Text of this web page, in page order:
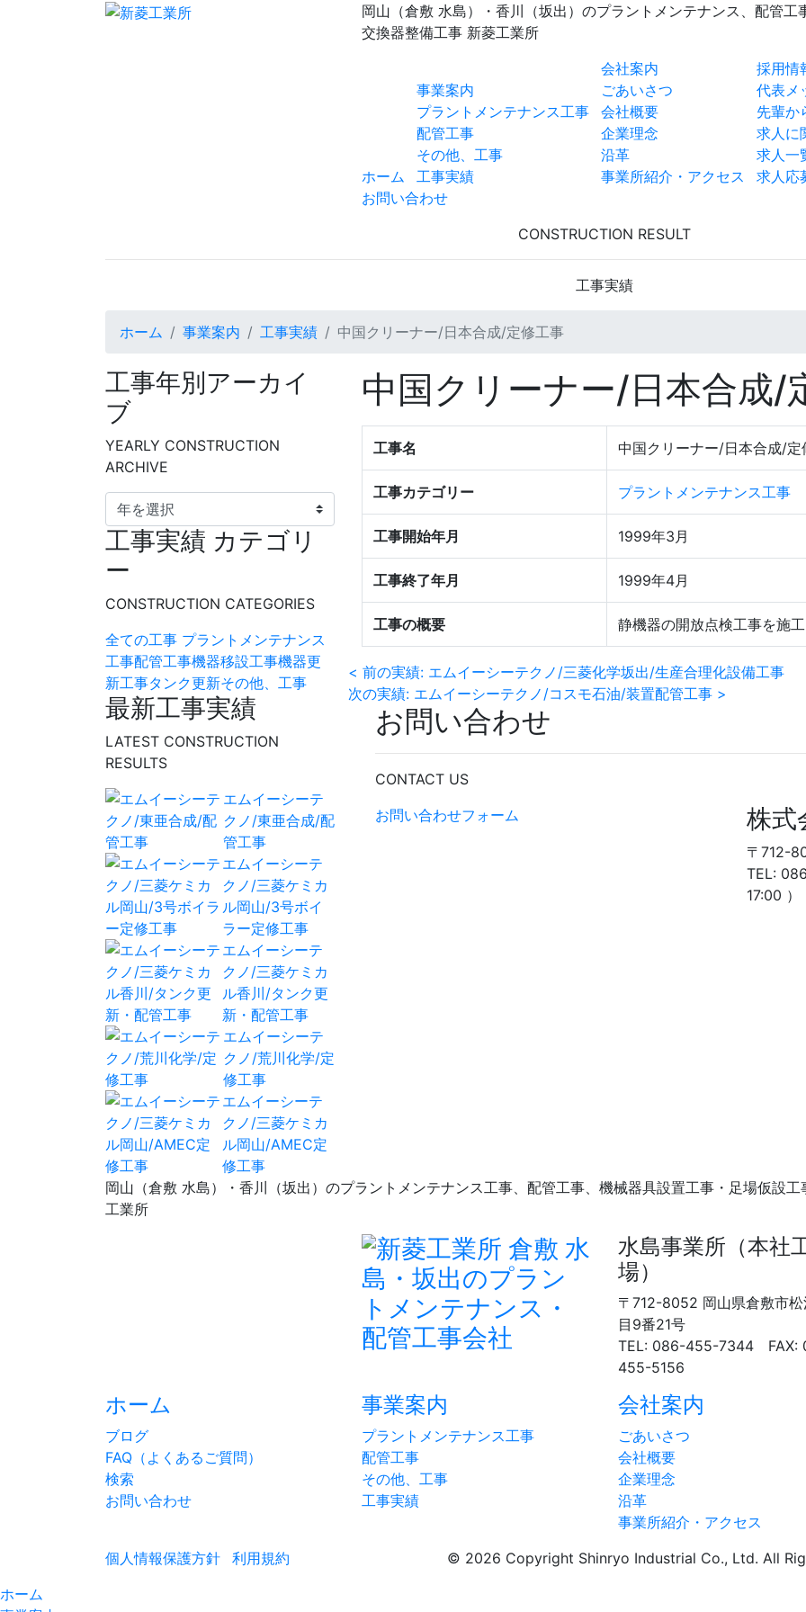
岡山（倉敷 水島）・香川（坂出）のプラントメンテナンス、配管
交換器整備工事 新菱工業所
ホーム
事業案内
プラントメンテナンス工事
配管工事
その他、工事
工事実績
会社案内
ごあいさつ
会社概要
企業理念
沿革
事業所紹介・アクセス
採用情
代表メ
先輩か
求人に
求人一
求人応
お問い合わせ
CONSTRUCTION RESULT
工事実績
ホーム 事業案内 工事実績 中国クリーナー/日本合成/定修工事
中国クリーナー/日本合成/
工事名 中国クリーナー/日本合成/定
工事カテゴリー プラントメンテナンス工事
工事開始年月 1999年3月
工事終了年月 1999年4月
工事の概要 静機器の開放点検工事を施工
投
稿
ナ
ビ
ゲ
< 前の実績: エムイーシーテクノ/三菱化学坂出/生産合理化設備工事
次の実績: エムイーシーテクノ/コスモ石油/装置配管工事 >
お問い合わせ
CONTACT US
お問い合わせフォーム
株式
〒712-
TEL:
17:00 ）
工事年別アーカイ
ブ
YEARLY CONSTRUCTION
ARCHIVE
工事実績 カテゴリ
ー
CONSTRUCTION CATEGORIES
全ての工事 プラントメンテナンス
工事配管工事機器移設工事機器更
新工事タンク更新その他、工事
最新工事実績
LATEST CONSTRUCTION
RESULTS
エムイーシーテ
クノ/東亜合成/配
管工事
エムイーシーテ
クノ/三菱ケミカ
ル岡山/3号ボイ
ラー定修工事
エムイーシーテ
クノ/三菱ケミカ
ル香川/タンク更
新・配管工事
エムイーシーテ
クノ/荒川化学/定
修工事
エムイーシーテ
クノ/三菱ケミカ
ル岡山/AMEC定
修工事
岡山（倉敷 水島）・香川（坂出）のプラントメンテナンス工事、配管工事、機械器具設置工事・足場仮設
工業所
水島事業所（本社
場）
〒712-8052 岡山県倉敷市
目9番21号
TEL: 086-455-7344 FAX:
455-5156
ホーム
ブログ
FAQ（よくあるご質問）
検索
お問い合わせ
事業案内
プラントメンテナンス工事
配管工事
その他、工事
工事実績
会社案内
ごあいさつ
会社概要
企業理念
沿革
事業所紹介・アクセス
個人情報保護方針
利用規約 © 2026 Copyright Shinryo Industrial Co., Ltd. All
ホーム